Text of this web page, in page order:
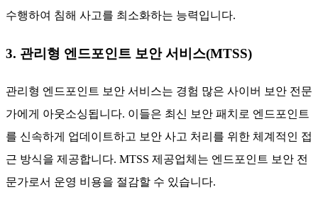
수행하여 침해 사고를 최소화하는 능력입니다.
3. 관리형 엔드포인트 보안 서비스(MTSS)
관리형 엔드포인트 보안 서비스는 경험 많은 사이버 보안 전문
가에게 아웃소싱됩니다. 이들은 최신 보안 패치로 엔드포인트
를 신속하게 업데이트하고 보안 사고 처리를 위한 체계적인 접
근 방식을 제공합니다. MTSS 제공업체는 엔드포인트 보안 전
문가로서 운영 비용을 절감할 수 있습니다.